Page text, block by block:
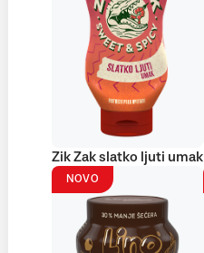
Zik Zak slatko ljuti umak
NOVO